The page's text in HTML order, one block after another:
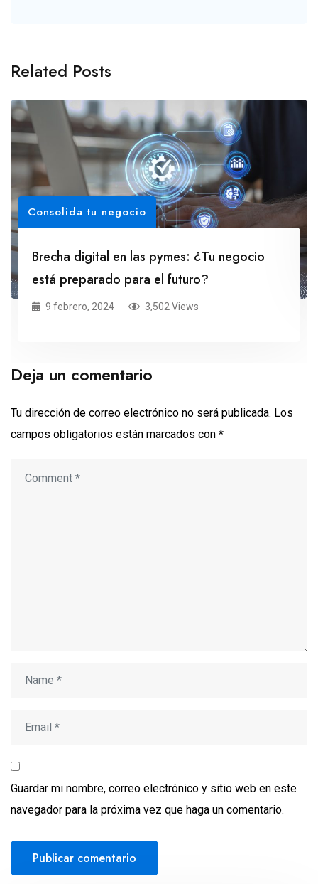
Related Posts
Consolida tu negocio
Brecha digital en las pymes: ¿Tu negocio
está preparado para el futuro?
9 febrero, 2024 3,502 Views
Deja un comentario
Tu dirección de correo electrónico no será publicada. Los
campos obligatorios están marcados con *
Guardar mi nombre, correo electrónico y sitio web en este
navegador para la próxima vez que haga un comentario.